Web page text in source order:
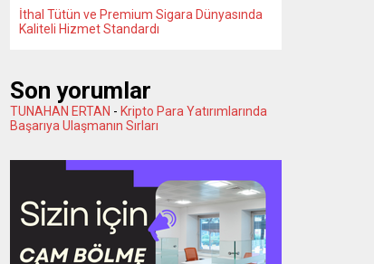
İthal Tütün ve Premium Sigara Dünyasında
Kaliteli Hizmet Standardı
Son yorumlar
TUNAHAN ERTAN - Kripto Para Yatırımlarında
Başarıya Ulaşmanın Sırları